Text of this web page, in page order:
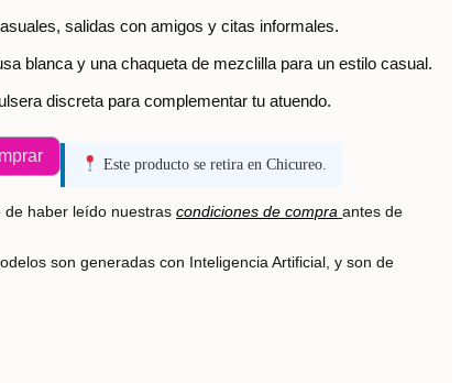
salidas con amigos y citas informales.
blanca y una chaqueta de mezclilla para un estilo casual.
discreta para complementar tu atuendo.
Este producto se retira en Chicureo.
de haber leído nuestrascondiciones de compra antes de
son generadas con Inteligencia Artificial, y son de